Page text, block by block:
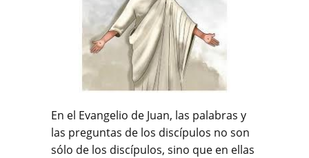
En el Evangelio de Juan, las palabras y
las preguntas de los discípulos no son
sólo de los discípulos, sino que en ellas